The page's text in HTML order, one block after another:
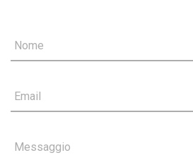
Nome
Email
Messaggio